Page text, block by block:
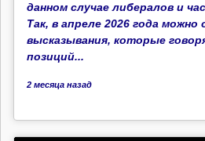
данном случае либералов и
Так, в апреле 2026 года
высказывания, которые
позиций...
2 месяца назад